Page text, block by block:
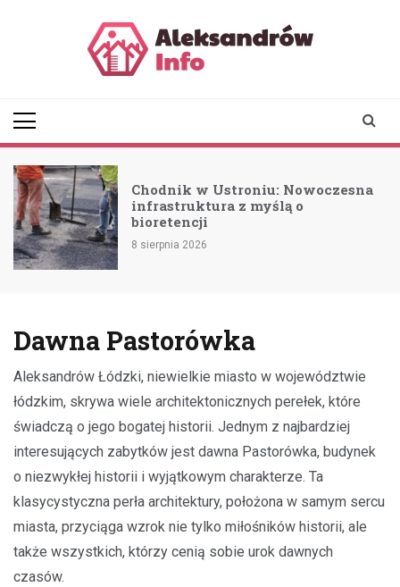
Nowoczesna
o
Kino letnie: Oglądaj
darmo w niedzielę!
Dawna Pastorówka
Aleksandrów Łódzki, niewielkie miasto w województwie
łódzkim, skrywa wiele architektonicznych perełek, które
świadczą o jego bogatej historii. Jednym z najbardziej
interesujących zabytków jest dawna Pastorówka, budynek
o niezwykłej historii i wyjątkowym charakterze. Ta
klasycystyczna perła architektury, położona w samym sercu
miasta, przyciąga wzrok nie tylko miłośników historii, ale
także wszystkich, którzy cenią sobie urok dawnych
czasów.